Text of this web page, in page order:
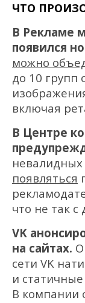
ЧТО
В Рекламе
появился
можно
до 10 групп
включая
В Центре
появляться
что не так
VK
на сайтах.
сети VK
и
В компании